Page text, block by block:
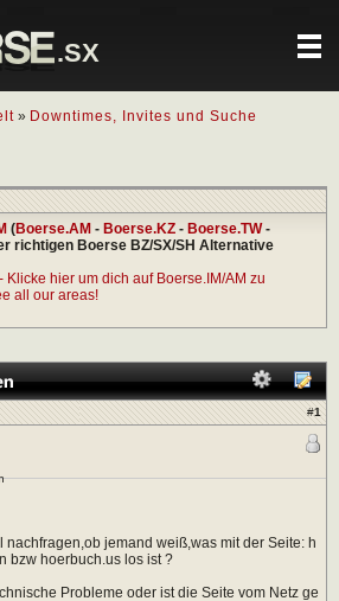
.SX
» Downtimes, Invites und Suche
(Boerse.AM - Boerse.KZ - Boerse.TW-
richtigen Boerse BZ/SX/SH Alternative
Klicke hier um dich auf Boerse.IM/AM zu
all our areas!
#1
nachfragen,ob jemand weiß,was mit der Seite: h
bzw hoerbuch.us los ist ?
Probleme oder ist die Seite vom Netz ge